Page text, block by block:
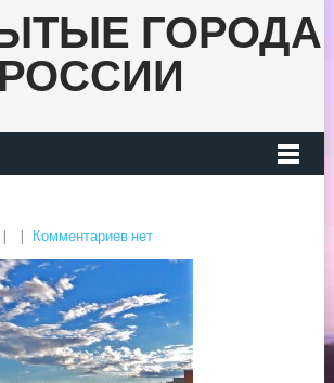
Комментариев нет